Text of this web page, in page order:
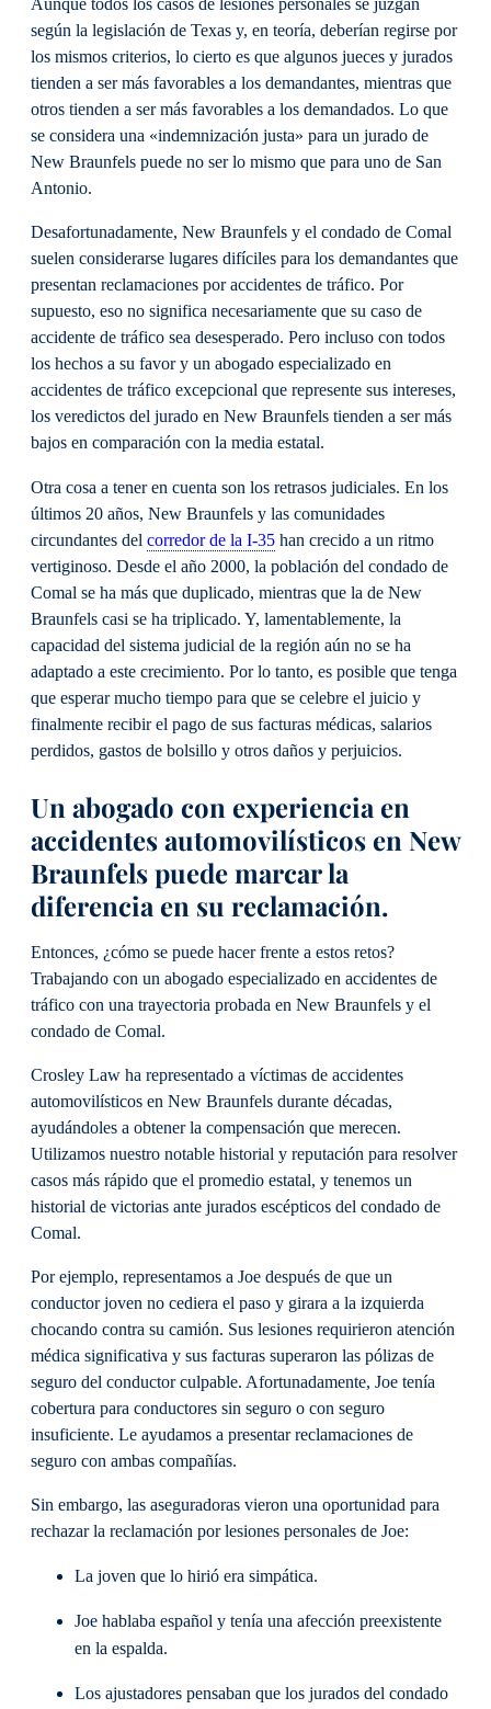
Aunque todos los casos de lesiones personales se juzgan
según la legislación de Texas y, en teoría, deberían regirse por
los mismos criterios, lo cierto es que algunos jueces y jurados
tienden a ser más favorables a los demandantes, mientras que
otros tienden a ser más favorables a los demandados. Lo que
se considera una «indemnización justa» para un jurado de
New Braunfels puede no ser lo mismo que para uno de San
Antonio.
Desafortunadamente, New Braunfels y el condado de Comal
suelen considerarse lugares difíciles para los demandantes que
presentan reclamaciones por accidentes de tráfico. Por
supuesto, eso no significa necesariamente que su caso de
accidente de tráfico sea desesperado. Pero incluso con todos
los hechos a su favor y un abogado especializado en
accidentes de tráfico excepcional que represente sus intereses,
los veredictos del jurado en New Braunfels tienden a ser más
bajos en comparación con la media estatal.
Otra cosa a tener en cuenta son los retrasos judiciales. En los
últimos 20 años, New Braunfels y las comunidades
circundantes del corredor de la I-35 han crecido a un ritmo
vertiginoso. Desde el año 2000, la población del condado de
Comal se ha más que duplicado, mientras que la de New
Braunfels casi se ha triplicado. Y, lamentablemente, la
capacidad del sistema judicial de la región aún no se ha
adaptado a este crecimiento. Por lo tanto, es posible que tenga
que esperar mucho tiempo para que se celebre el juicio y
finalmente recibir el pago de sus facturas médicas, salarios
perdidos, gastos de bolsillo y otros daños y perjuicios.
Un abogado con experiencia en
accidentes automovilísticos en New
Braunfels puede marcar la
diferencia en su reclamación.
Entonces, ¿cómo se puede hacer frente a estos retos?
Trabajando con un abogado especializado en accidentes de
tráfico con una trayectoria probada en New Braunfels y el
condado de Comal.
Crosley Law ha representado a víctimas de accidentes
automovilísticos en New Braunfels durante décadas,
ayudándoles a obtener la compensación que merecen.
Utilizamos nuestro notable historial y reputación para resolver
casos más rápido que el promedio estatal, y tenemos un
historial de victorias ante jurados escépticos del condado de
Comal.
Por ejemplo, representamos a Joe después de que un
conductor joven no cediera el paso y girara a la izquierda
chocando contra su camión. Sus lesiones requirieron atención
médica significativa y sus facturas superaron las pólizas de
seguro del conductor culpable. Afortunadamente, Joe tenía
cobertura para conductores sin seguro o con seguro
insuficiente. Le ayudamos a presentar reclamaciones de
seguro con ambas compañías.
Sin embargo, las aseguradoras vieron una oportunidad para
rechazar la reclamación por lesiones personales de Joe:
La joven que lo hirió era simpática.
Joe hablaba español y tenía una afección preexistente
en la espalda.
Los ajustadores pensaban que los jurados del condado